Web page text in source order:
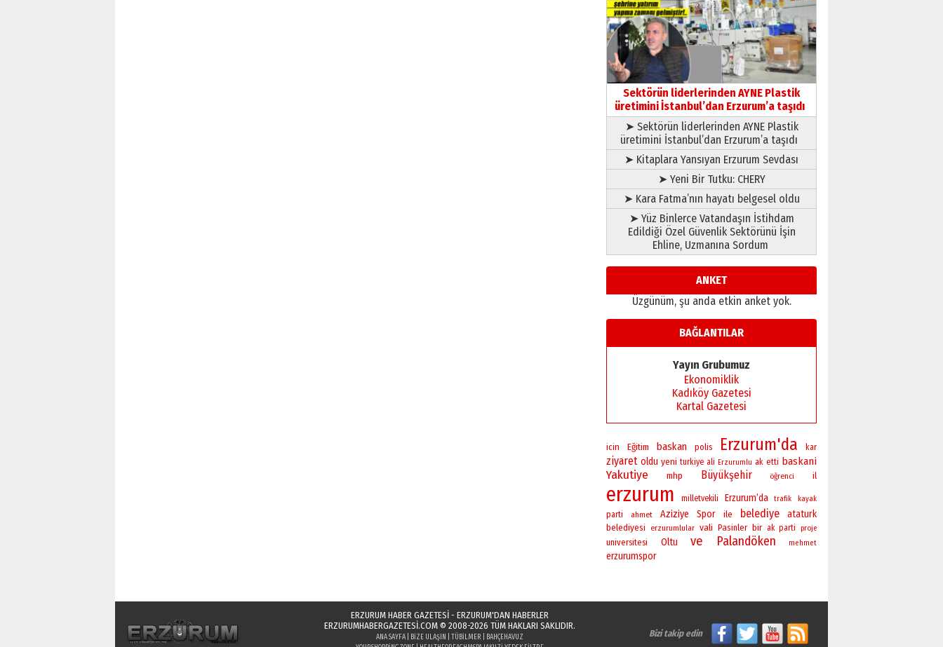
Murat Şahsuvaroğlu ERKON’da
çıtayı yukarı taşırken,
yönetimdekiler aşağı
çekmemeli!
17 Şubat 2026 SalıOrhan BOZKURT
Bir fotoğraf, bir şehir, bir
gazeteci… Dizginler kimin
elinde?
31 Mart 2026 Salı
A. Berhan Yılmaz
BİR BÖLÜM DEĞİL, BİR ÖMÜR
SEÇİYORSUNUZ… “NEDEN
ATATÜRK ÜNİVERSİTESİ?”
28 Temmuz 2026 Salı
Ahmet Gökhan YAZICI
Ahmed Yesevi’den bir
Alperen… ”Reisimiz” idi…
Hakka yürüdü.!
26 Mart 2026 Perşembe
Ardında bıraktığı hatıralarıyla
13 Mayıs 2026 Çarşamba
Esat BİNDESEN
Başkan Sekmen’den Erzurum’a
bir vizyon proje daha!
02 Ağustos 2026 Pazar
Sektörün liderlerinden AYNE Plastik
üretimini İstanbul’dan Erzurum’a taşıdı
➤ Sektörün liderlerinden AYNE Plastik
üretimini İstanbul’dan Erzurum’a taşıdı
➤ Kitaplara Yansıyan Erzurum Sevdası
➤ Yeni Bir Tutku: CHERY
➤ Kara Fatma’nın hayatı belgesel oldu
➤ Yüz Binlerce Vatandaşın İstihdam
Edildiği Özel Güvenlik Sektörünü İşin
Ehline, Uzmanına Sordum
ANKET
Üzgünüm, şu anda etkin anket yok.
BAĞLANTILAR
Yayın Grubumuz
Ekonomiklik
Kadıköy Gazetesi
Kartal Gazetesi
icin Eğitim baskan polis Erzurum'da kar
ziyaret oldu yeni turkiye ali Erzurumlu ak etti baskani
Yakutiye mhp Büyükşehir öğrenci il
erzurum milletvekili Erzurum’da trafik kayak
parti ahmet Aziziye Spor ile belediye ataturk
belediyesi erzurumlular vali Pasinler bir ak parti proje
universitesi Oltu ve Palandöken mehmet
erzurumspor
ERZURUM HABER GAZETESİ - ERZURUM'DAN HABERLER
ERZURUMHABERGAZETESI.COM© 2008-2026 TÜM HAKLARI SAKLIDIR.
ANA SAYFA| BIZE ULAŞIN TÜBILMER
BAHÇEHAVUZ
Bizi takip edin